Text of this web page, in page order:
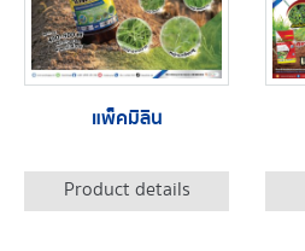
แพ็คมิลิน
Product details